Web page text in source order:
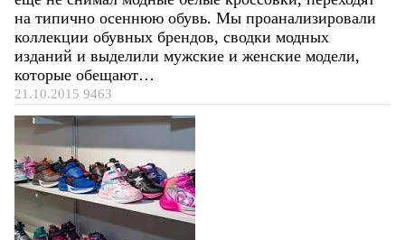
на типично осеннюю обувь. Мы проанализировали
коллекции обувных брендов, сводки модных
изданий и выделили мужские и женские модели,
которые обещают…
21.10.2015 9463